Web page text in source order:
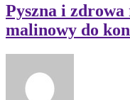
Pyszna i
malinowy do